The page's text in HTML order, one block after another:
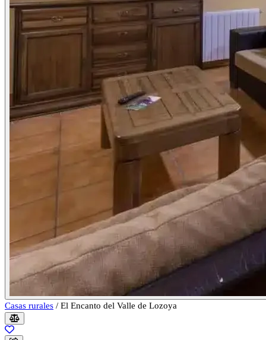
Casas rurales / El Encanto del Valle de Lozoya